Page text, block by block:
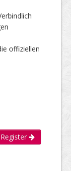
offiziellen